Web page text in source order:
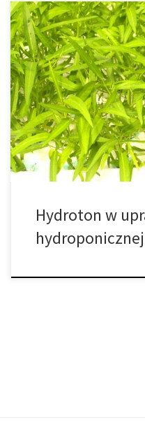
Hydroton w uprawie
odżywcze i zwiększyć plony
popularniejsza wśród
roślin, ponieważ pozwala
kosztach i minimalnym
najskuteczniejszych i […]
Hydroton w
hydroponicznej